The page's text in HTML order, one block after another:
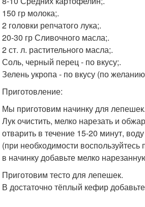
150 гр молока;.
2 головки репчатого лука;.
20-30 гр Сливочного масла;.
2 ст. л. растительного масла;.
Соль, черный перец - по вкусу;.
Зелень укропа - по вкусу (по
Приготовление:
Мы приготовим начинку для лепешек.
Лук очистить, мелко нарезать и
отварить в течение 15-20 минут,
(при необходимости
в начинку добавьте мелко
Приготовим тесто для лепешек.
В достаточно тёплый кефир